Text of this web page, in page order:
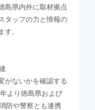
島県内外に取材拠点
タッフの力と情報の
す。
がないかを確認する
より徳島県および
防や警察とも連携